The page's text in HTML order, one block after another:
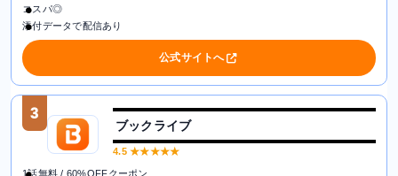
コスパ◎
添付データで配信あり
公式サイトへ
3
ブックライブ
4.5★★★★★
1話無料 / 60%OFFクーポン